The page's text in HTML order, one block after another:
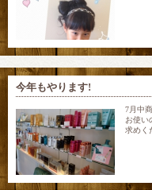
今年もやります!
7月中
お使い
求めく